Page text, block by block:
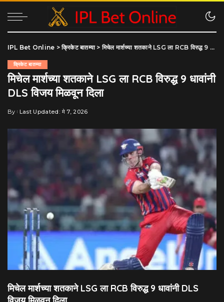
IPL Bet Online >क्रिकेट बातम्या> मिचेल मार्शच्या शतकाने LSG ला RCB विरुद्ध 9 धावांनी DLS विजय मिळवून दिला
क्रिकेट बातम्या
मिचेल मार्शच्या शतकाने LSG ला RCB विरुद्ध 9 धावांनी
DLS विजय मिळवून दिला
Posted
By Last Updated: मे 7, 2026
मिचेल मार्शच्या शतकाने LSG ला RCB विरुद्ध 9 धावांनी DLS